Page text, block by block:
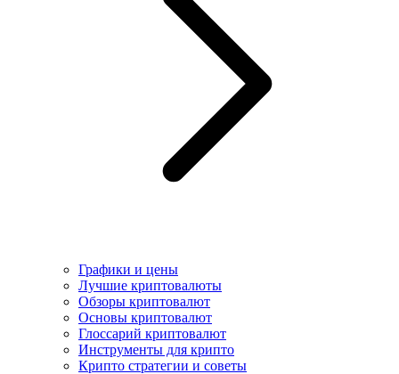
Графики и цены
Лучшие криптовалюты
Обзоры криптовалют
Основы криптовалют
Глоссарий криптовалют
Инструменты для крипто
Крипто стратегии и советы